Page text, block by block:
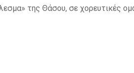
της Θάσου, σε χορευτικές